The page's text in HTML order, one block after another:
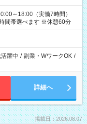
～18:00（実働7時間）
間帯選べます ※休憩60分
躍中 / 副業・WワークOK /
詳細へ
掲載日：2026.08.07